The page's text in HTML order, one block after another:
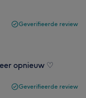
Geverifieerde review
opnieuw ♡
Geverifieerde review